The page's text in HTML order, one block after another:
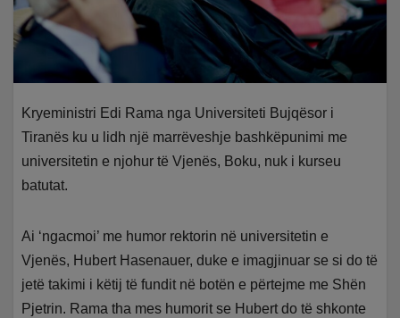
Kryeministri Edi Rama nga Universiteti Bujqësor i
Tiranës ku u lidh një marrëveshje bashkëpunimi me
universitetin e njohur të Vjenës, Boku, nuk i kurseu
batutat.
Ai ‘ngacmoi’ me humor rektorin në universitetin e
Vjenës, Hubert Hasenauer, duke e imagjinuar se si do të
jetë takimi i këtij të fundit në botën e përtejme me Shën
Pjetrin. Rama tha mes humorit se Hubert do të shkonte